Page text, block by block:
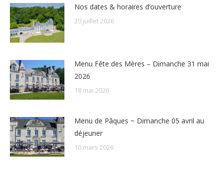
Nos dates & horaires d’ouverture
20 juillet 2026
Menu Fête des Mères – Dimanche 31 mai
2026
18 mai 2026
Menu de Pâques ~ Dimanche 05 avril au
déjeuner
10 mars 2026